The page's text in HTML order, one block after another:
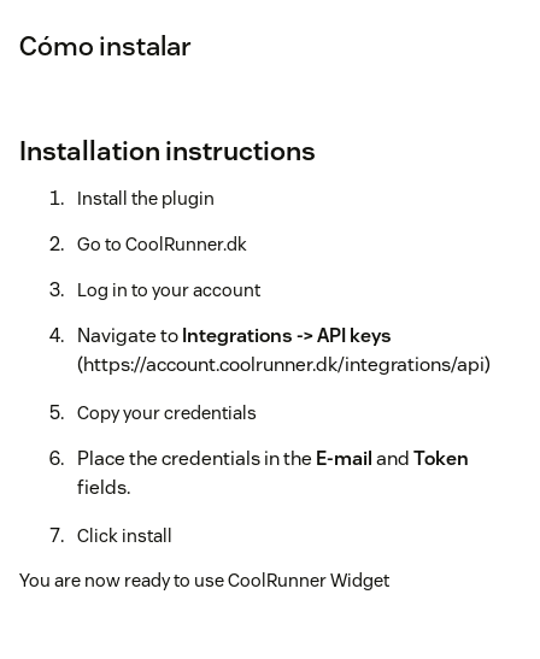
Cómo instalar
Installation instructions
Install the plugin
Go to CoolRunner.dk
Log in to your account
Navigate toIntegrations -> API keys
(https://account.coolrunner.dk/integrations/api)
Copy your credentials
Place the credentials in the E-mailandToken
fields.
Click install
You are now ready to use CoolRunner Widget